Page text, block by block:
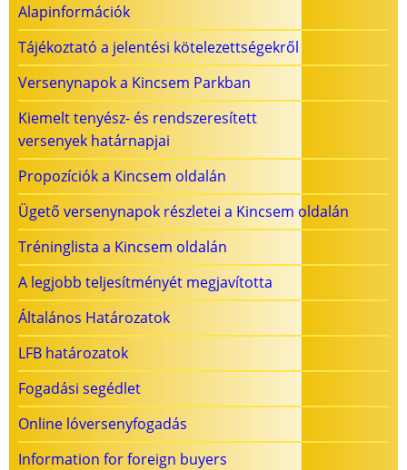
Alapinformációk
Tájékoztató a jelentési kötelezettségekről
Versenynapok a Kincsem Parkban
Kiemelt tenyész- és rendszeresített
versenyek határnapjai
Propozíciók a Kincsem oldalán
Ügető versenynapok részletei a Kincsem oldalán
Tréninglista a Kincsem oldalán
A legjobb teljesítményét megjavította
Általános Határozatok
LFB határozatok
Fogadási segédlet
Online lóversenyfogadás
Information for foreign buyers